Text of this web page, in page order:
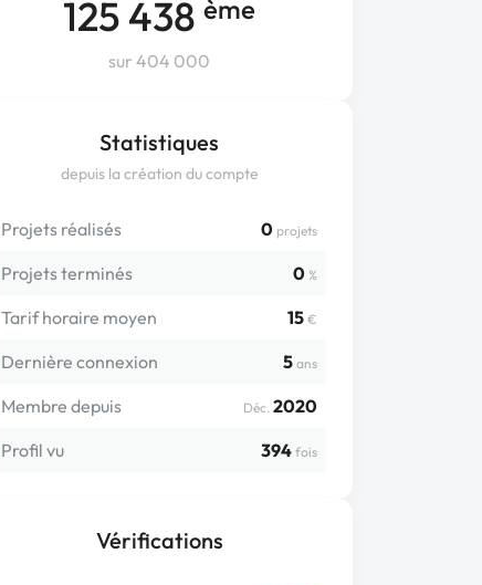
125 438 ème
sur 404 000
Statistiques
depuis la création du compte
Projets réalisés 0 projets
Projets terminés 0 %
Tarif horaire moyen 15 €
Dernière connexion 5 ans
Membre depuis Déc. 2020
Profil vu
394 fois
Vérifications